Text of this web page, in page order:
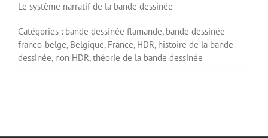
Le système narratif de la bande dessinée
Catégories : bande dessinée flamande, bande dessinée
franco-belge, Belgique, France, HDR, histoire de la bande
dessinée, non HDR,théorie de la bande dessinée